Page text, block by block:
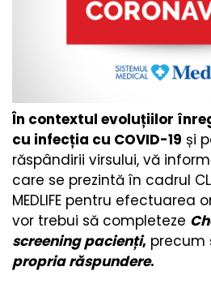
În contextul evoluțiilor
cu infecția cu COVID-19 și
răspândirii virsului, vă
care se prezintă în cadrul
MEDLIFE pentru efectuarea
vor trebui să completeze
screening pacienți, precum
propria răspundere.